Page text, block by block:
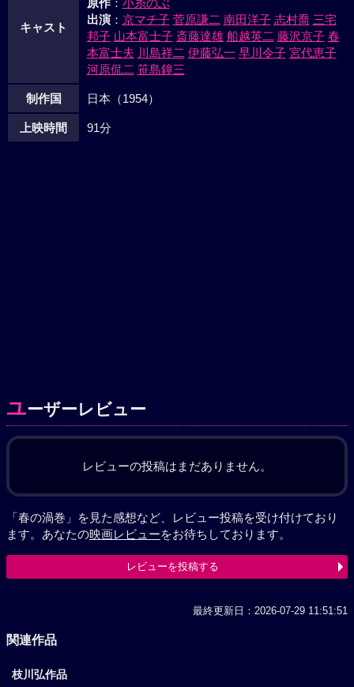
キャスト
原作： 小糸のぶ
出演： 京マチ子 菅原謙二 南田洋子 志村喬 三宅
邦子 山本富士子 斎藤達雄 船越英二 藤沢京子 春
本富士夫 川島祥二 伊藤弘一 早川令子 宮代恵子
河原侃二 笹島鐘三
制作国 日本（1954）
上映時間 91分
ユーザーレビュー
レビューの投稿はまだありません。
「春の渦巻」を見た感想など、レビュー投稿を受け付けており
ます。あなたの映画レビューをお待ちしております。
レビューを投稿する
最終更新日：2026-07-29 11:51:51
関連作品
枝川弘作品